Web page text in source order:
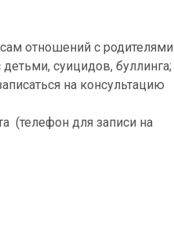
отношений с родителями
суицидов, буллинга;
на консультацию
(телефон для записи на